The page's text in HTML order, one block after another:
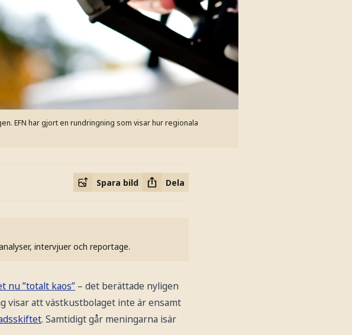
EFN har gjort en rundringning som visar hur regionala
Spara bild Dela
intervjuer och reportage.
nu ”totalt kaos” – det berättade nyligen
visar att västkustbolaget inte är ensamt
. Samtidigt går meningarna isär